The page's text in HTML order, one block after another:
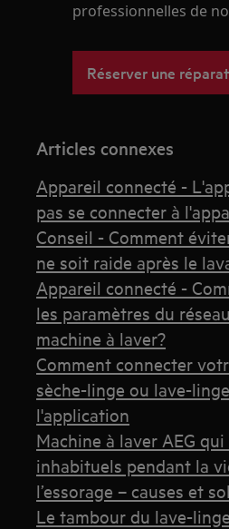
professionnelles de
Réserver une
Articles connexes
Appareil connecté -
pas se connecter à
Conseil - Comment
ne soit raide après le
Appareil connecté -
les paramètres du
machine à laver?
Comment connecter
sèche-linge ou lave-
l'application
Machine à laver AEG
inhabituels pendant la
l’essorage – causes et
Le tambour du lave-